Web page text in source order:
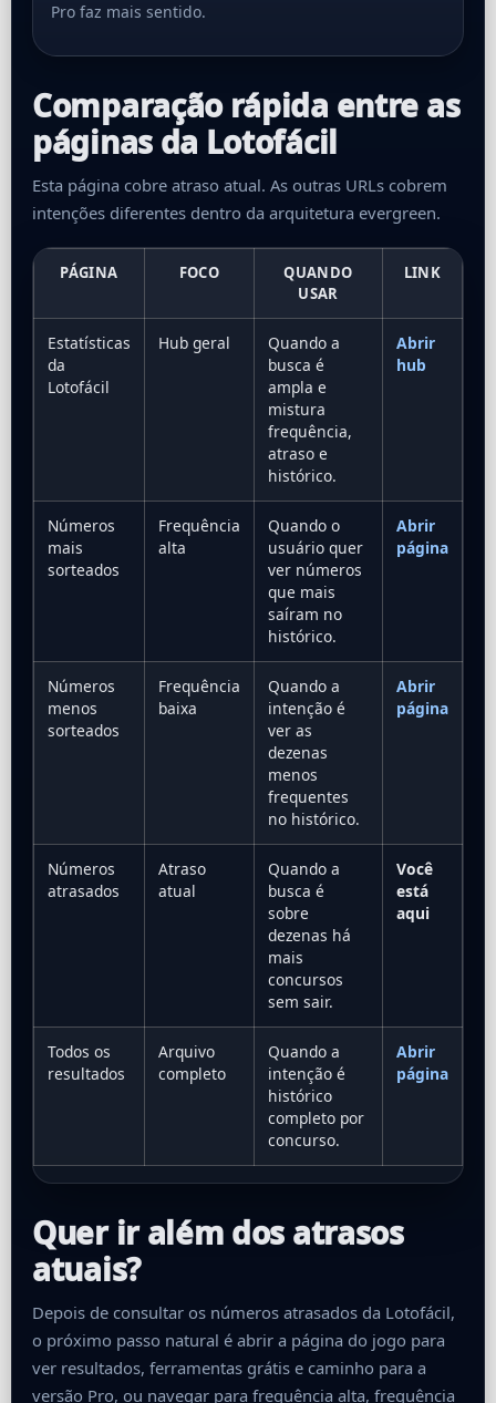
Pro faz mais sentido.
Comparação rápida entre as
páginas da Lotofácil
Esta página cobre atraso atual. As outras URLs cobrem
intenções diferentes dentro da arquitetura evergreen.
PÁGINA FOCO
QUANDO
USAR
LINK
Estatísticas
da
Lotofácil
Hub geral
Quando a
busca é
ampla e
mistura
frequência,
atraso e
histórico.
Abrir
hub
Números
mais
sorteados
Frequência
alta
Quando o
usuário quer
ver números
que mais
saíram no
histórico.
Abrir
página
Números
menos
sorteados
Frequência
baixa
Quando a
intenção é
ver as
dezenas
menos
frequentes
no histórico.
Abrir
página
Números
atrasados
Atraso
atual
Quando a
busca é
sobre
dezenas há
mais
concursos
sem sair.
Você
está
aqui
Todos os
resultados
Arquivo
completo
Quando a
intenção é
histórico
completo por
concurso.
Abrir
página
Quer ir além dos atrasos
atuais?
Depois de consultar os números atrasados da Lotofácil,
o próximo passo natural é abrir a página do jogo para
ver resultados, ferramentas grátis e caminho para a
versão Pro, ou navegar para frequência alta, frequência